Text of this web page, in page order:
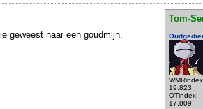
Tom-
19.823
OTindex:
17.809
geweest naar een goudmijn.